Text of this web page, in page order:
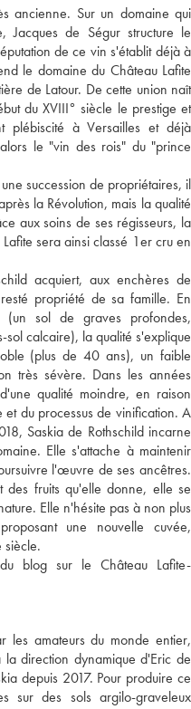
ancienne. Sur un domaine qui
Jacques de Ségur structure le
de ce vin s'établit déjà à
le domaine du Château Lafite
de Latour. De cette union naît
du XVIII° siècle le prestige et
plébiscité à Versailles et déjà
le "vin des rois" du "prince
succession de propriétaires, il
la Révolution, mais la qualité
aux soins de ses régisseurs, la
sera ainsi classé 1er cru en
acquiert, aux enchères de
propriété de sa famille. En
sol de graves profondes,
sol calcaire), la qualité s'explique
(plus de 40 ans), un faible
très sévère. Dans les années
qualité moindre, en raison
du processus de vinification. A
Saskia de Rothschild incarne
Elle s'attache à maintenir
l'œuvre de ses ancêtres.
fruits qu'elle donne, elle se
Elle n'hésite pas à non plus
une nouvelle cuvée,
siècle.
blog sur le Château Lafite-
les amateurs du monde entier,
direction dynamique d'Eric de
depuis 2017. Pour produire ce
sur des sols argilo-graveleux